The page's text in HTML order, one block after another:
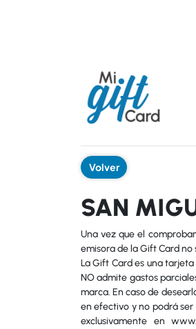
Volver
SAN
Una vez que el
emisora de la Gift Card
La Gift Card es una
NO admite gastos
marca. En caso de
en efectivo y no podrá
exclusivamente en